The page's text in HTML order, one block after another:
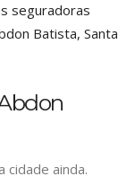
seguradoras
Batista, Santa
cidade ainda.